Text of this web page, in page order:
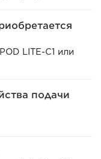
LITE-C1 или
подачи